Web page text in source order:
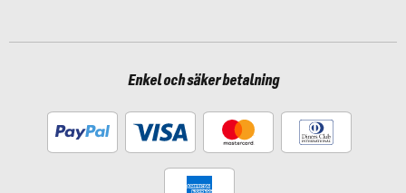
Enkel och säker betalning